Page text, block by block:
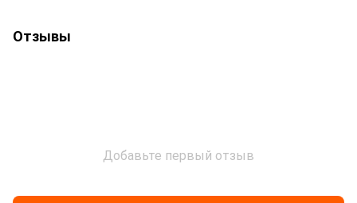
Отзывы
Добавьте первый отзыв